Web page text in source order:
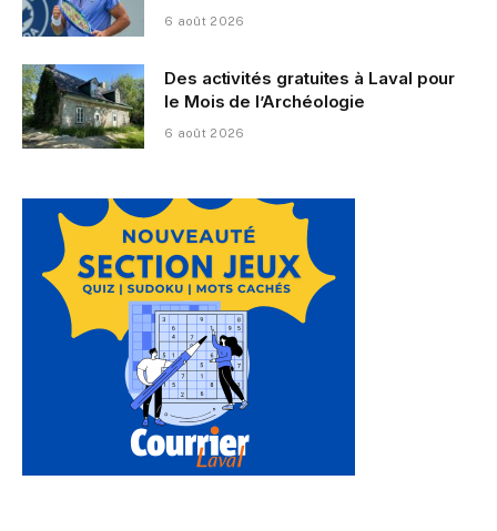
6 août 2026
Des activités gratuites à Laval pour
le Mois de l’Archéologie
6 août 2026